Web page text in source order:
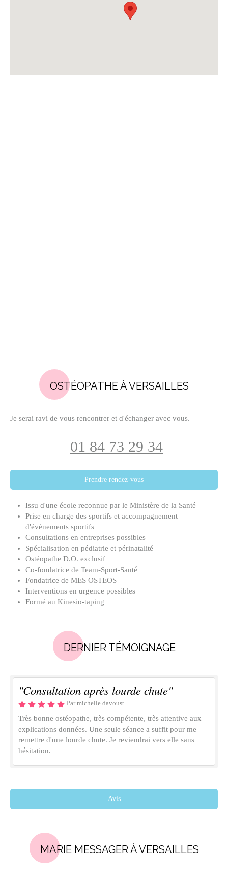
OSTÉOPATHE À VERSAILLES
Je serai ravi de vous rencontrer et d'échanger avec vous.
01 84 73 29 34
Prendre rendez-vous
Issu d'une école reconnue par le Ministère de la Santé
Prise en charge des sportifs et accompagnement
d'événements sportifs
Consultations en entreprises possibles
Spécialisation en pédiatrie et périnatalité
Ostéopathe D.O. exclusif
Co-fondatrice de Team-Sport-Santé
Fondatrice de MES OSTEOS
Interventions en urgence possibles
Formé au Kinesio-taping
DERNIER TÉMOIGNAGE
"Consultation après lourde chute"
Par michelle davoust
Très bonne ostéopathe, très compétente, très attentive aux
explications données. Une seule séance a suffit pour me
remettre d'une lourde chute. Je reviendrai vers elle sans
hésitation.
Avis
MARIE MESSAGER À VERSAILLES